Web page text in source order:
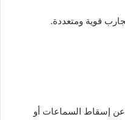
عن إسقاط السماعات أو